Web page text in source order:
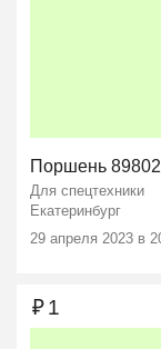
Поршень
Для спецтехники
Екатеринбург
29 апреля 2023 в
₽1